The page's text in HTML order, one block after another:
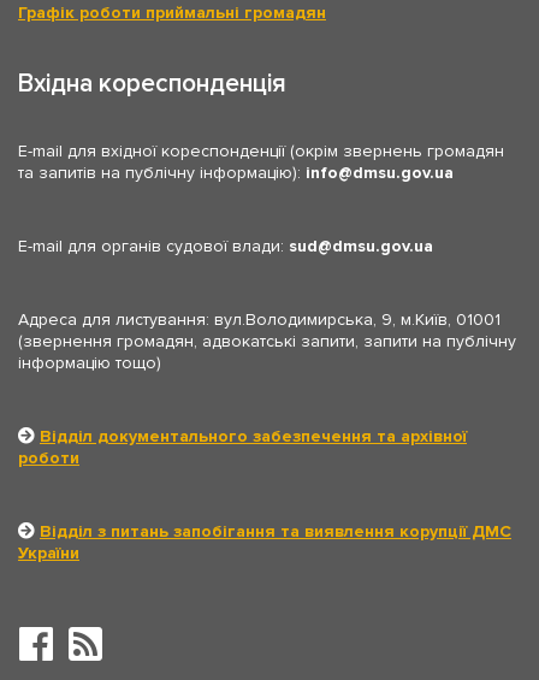
Графік роботи приймальні громадян
Вхідна кореспонденція
E-mail для вхідної кореспонденції (окрім звернень громадян
та запитів на публічну інформацію): info dmsu.gov.ua
E-mail для органів судової влади: sud dmsu.gov.ua
Адреса для листування: вул.Володимирська, 9, м.Київ, 01001
(звернення громадян, адвокатські запити, запити на публічну
інформацію тощо)
Відділ документального забезпечення та архівної
роботи
Відділ з питань запобігання та виявлення корупції ДМС
України